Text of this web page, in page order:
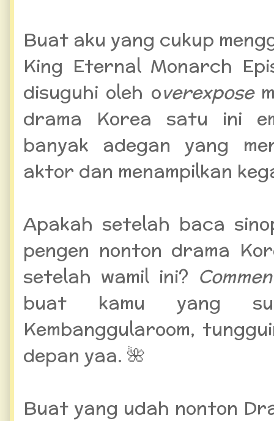
Buat aku yang cukup
King Eternal Monarch
disuguhi oleh overexpose
drama Korea satu ini
banyak adegan yang
aktor dan menampilkan
Apakah setelah baca
pengen nonton drama
setelah wamil ini?
buat kamu yang
Kembanggularoom,
depan yaa. 🌺
Buat yang udah nonton